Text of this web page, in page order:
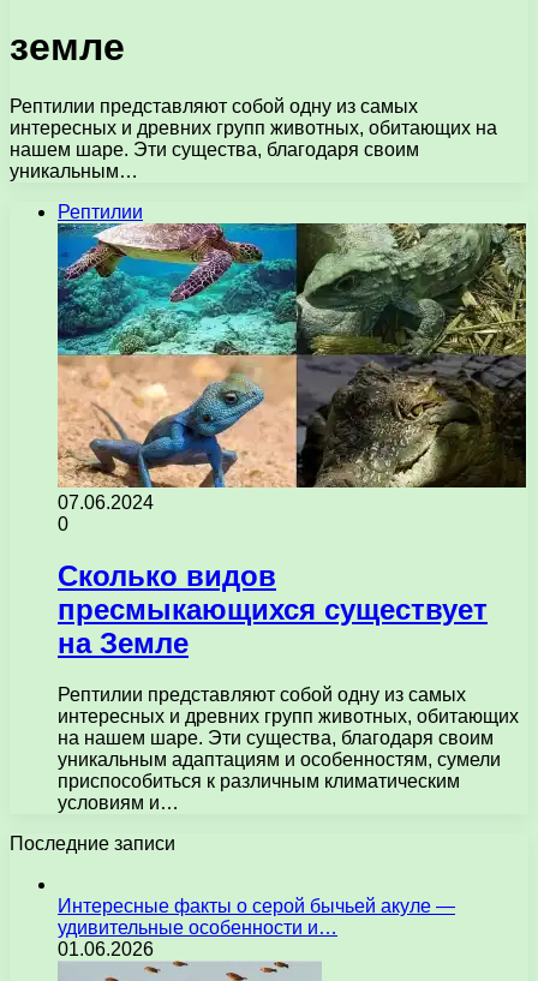
земле
Рептилии представляют собой одну из самых
интересных и древних групп животных, обитающих на
нашем шаре. Эти существа, благодаря своим
уникальным…
Рептилии
07.06.2024
0
Сколько видов
пресмыкающихся существует
на Земле
Рептилии представляют собой одну из самых
интересных и древних групп животных, обитающих
на нашем шаре. Эти существа, благодаря своим
уникальным адаптациям и особенностям, сумели
приспособиться к различным климатическим
условиям и…
Последние записи
Интересные факты о серой бычьей акуле —
удивительные особенности и…
01.06.2026